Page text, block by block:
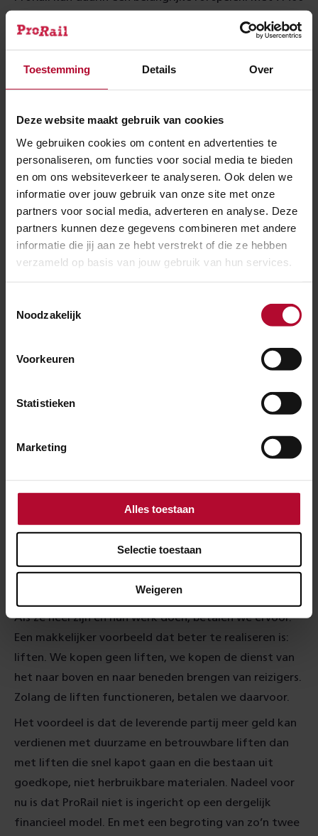
Toestemming Details Over
Deze website maakt gebruik van cookies
We gebruiken cookies om content en advertenties te
personaliseren, om functies voor social media te bieden
en om ons websiteverkeer te analyseren. Ook delen we
informatie over jouw gebruik van onze site met onze
partners voor social media, adverteren en analyse. Deze
partners kunnen deze gegevens combineren met andere
informatie die jij aan ze hebt verstrekt of die ze hebben
verzameld op basis van jouw gebruik van hun services.
Noodzakelijk
Voorkeuren
Statistieken
Marketing
Alles toestaan
Selectie toestaan
Weigeren
seinen, zo’n drieduizend overwegen met en zonder
vierhonderd treinstations behoren wij samen met
drie bouwopdrachtgevers in Nederland.
Zonder slag of stoot gaat dat dus niet; dat circulair
worden. Een van de dilemma’s die ons vooralsnog
parten speelt, is dat we met al die spoorstaven,
stoeptegels, dwarsliggers en rookpalen een grote
financiële uitdaging hebben. We hebben namelijk heel
erg veel spullen. En spullen schrijf je af. Als het tijd is
om ze te vervangen, is de restwaarde nagenoeg nul.
een kapotgeknipte spoorstaaf bij de schrootboer dan
als ze hem netjes bij ons inleveren. Dat klopt natuurlijk
De kern van het probleem: we zien het spoor nog niet
materialen moeten na hun periode in het spoor
oplossing is dat we onszelf als we circulair gaan
soort leverancier, met een marktkraam, met alle
regels die daar dan bijhoren.
Een andere oplossing die in sommige gevallen kan
spullen meer, we kopen diensten. In het geval van
dwarsliggers: die huren we op basis van functioneren.
Als ze heel zijn en hun werk doen, betalen we ervoor.
Een makkelijker voorbeeld dat beter te realiseren is:
liften. We kopen geen liften, we kopen de dienst van
het naar boven en naar beneden brengen van reizigers.
Zolang de liften functioneren, betalen we daarvoor.
Het voordeel is dat de leverende partij meer geld kan
verdienen met duurzame en betrouwbare liften dan
met liften die snel kapot gaan en die bestaan uit
goedkope, niet herbruikbare materialen. Nadeel voor
nu is dat ProRail niet is ingericht op een dergelijk
financieel model. En met een begroting van zo’n twee